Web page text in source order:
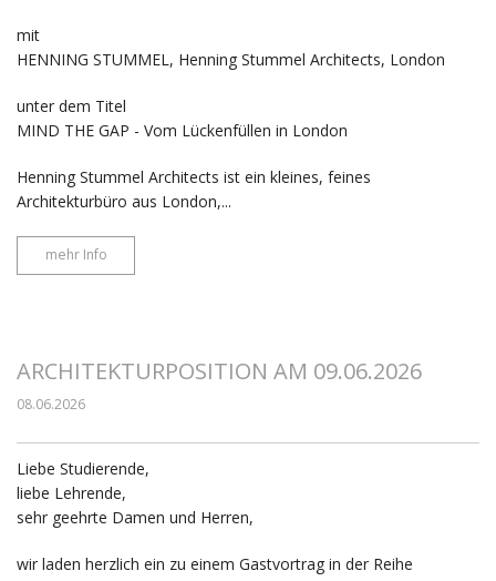
mit
HENNING STUMMEL, Henning Stummel Architects, London
unter dem Titel
MIND THE GAP - Vom Lückenfüllen in London
Henning Stummel Architects ist ein kleines, feines
Architekturbüro aus London,...
mehr Info
ARCHITEKTURPOSITION AM 09.06.2026
08.06.2026
Liebe Studierende,
liebe Lehrende,
sehr geehrte Damen und Herren,
wir laden herzlich ein zu einem Gastvortrag in der Reihe